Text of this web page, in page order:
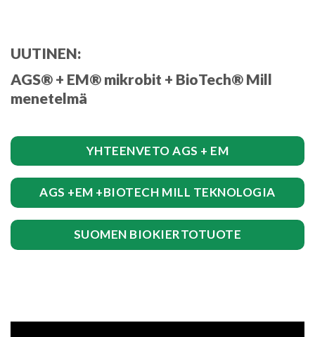
UUTINEN:
AGS® + EM® mikrobit + BioTech® Mill
menetelmä
YHTEENVETO AGS + EM
AGS +EM +BIOTECH MILL TEKNOLOGIA
SUOMEN BIOKIERTOTUOTE